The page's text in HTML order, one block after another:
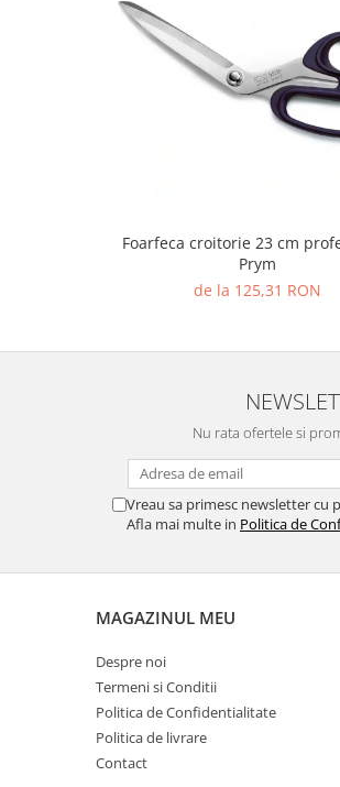
Foarfeca croitorie 23 cm
Prym
de la 125,31 RON
Nu rata ofertele si
Vreau sa primesc newsletter cu
Afla mai multe in Politica de
MAGAZINUL MEU
Despre noi
Termeni si Conditii
Politica de Confidentialitate
Politica de livrare
Contact